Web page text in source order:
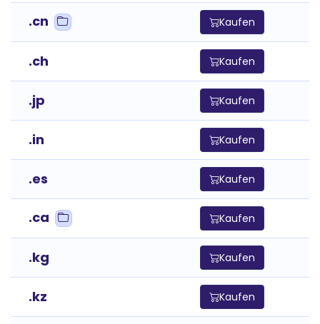
.cn Kaufen
.ch Kaufen
.jp Kaufen
.in Kaufen
.es Kaufen
.ca Kaufen
.kg Kaufen
.kz Kaufen